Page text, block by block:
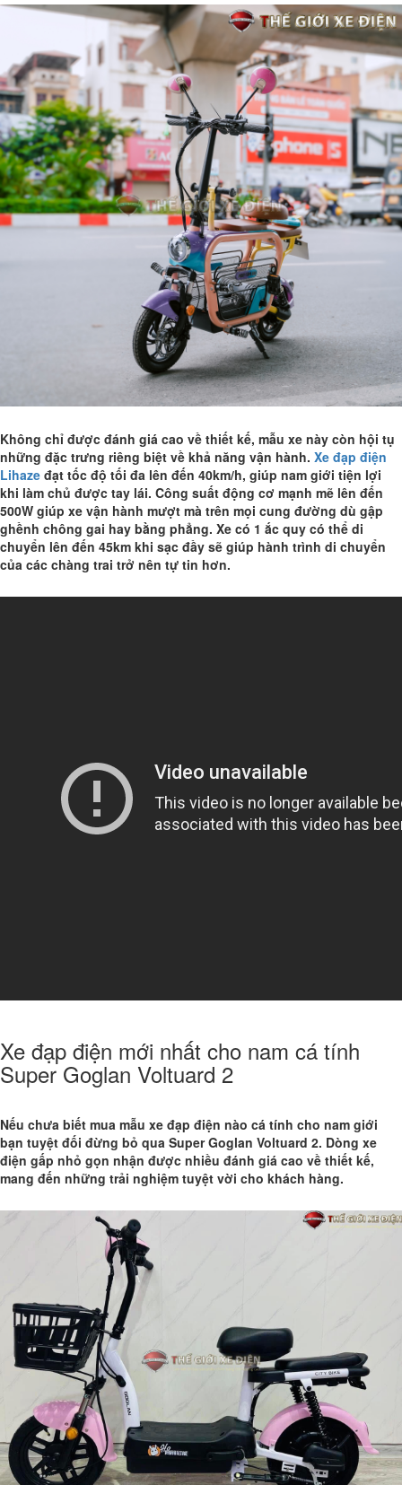
Không chỉ được đánh giá cao về thiết kế, mẫu xe này còn hội tụ
những đặc trưng riêng biệt về khả năng vận hành. Xe đạp điện
Lihaze đạt tốc độ tối đa lên đến 40km/h, giúp nam giới tiện lợi
khi làm chủ được tay lái. Công suất động cơ mạnh mẽ lên đến
500W giúp xe vận hành mượt mà trên mọi cung đường dù gập
ghềnh chông gai hay bằng phẳng. Xe có 1 ắc quy có thể di
chuyển lên đến 45km khi sạc đầy sẽ giúp hành trình di chuyển
của các chàng trai trở nên tự tin hơn.
Xe đạp điện mới nhất cho nam cá tính
Super Goglan Voltuard 2
Nếu chưa biết mua mẫu xe đạp điện nào cá tính cho nam giới
bạn tuyệt đối đừng bỏ qua Super Goglan Voltuard 2. Dòng xe
điện gấp nhỏ gọn nhận được nhiều đánh giá cao về thiết kế,
mang đến những trải nghiệm tuyệt vời cho khách hàng.